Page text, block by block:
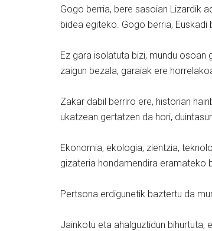
Gogo berria, bere sasoian Lizardik
bidea egiteko. Gogo berria, Euskadi
Ez gara isolatuta bizi, mundu osoan
zaigun bezala, garaiak ere
Zakar dabil berriro ere, historian
ukatzean gertatzen da hori,
Ekonomia, ekologia, zientzia,
gizateria hondamendira eramateko
Pertsona erdigunetik baztertu da
Jainkotu eta ahalguztidun bihurtuta,